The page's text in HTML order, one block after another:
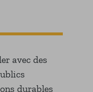
avec des
durables